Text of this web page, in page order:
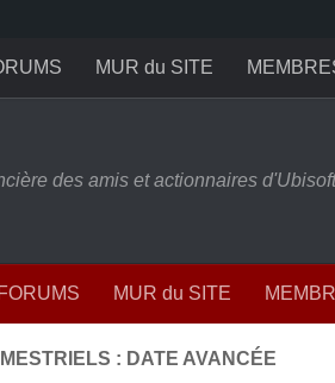
MUR du SITE
des amis et actionnaires d'Ubisoft
FORUMS MUR du SITE
: DATE AVANCÉE